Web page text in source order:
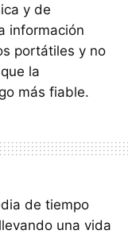
y de
información
portátiles y no
la
más fiable.
de tiempo
una vida